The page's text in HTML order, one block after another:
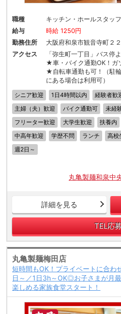
職種
キッチン・ホールスタッ
給与
時給 1250円
勤務住所
大阪府和泉市観音寺町２
アクセス
「弥生町一丁目」バス停
★車・バイク通勤OK！ガ
★自転車通勤も可！（駐
にある場合は利用可）
シニア歓迎 1日4時間以内 経験者歓
主婦（夫）歓迎
バイク通勤可 未経
フリーター歓迎
大学生歓迎 扶養内
中高年歓迎
学歴不問 ランチ 高校
週2日～
丸亀製麺和泉中
詳細を見る
TEL応募
丸亀製麺梅田店
短時間もOK！プライベートに合わ
日～／1日3h～OK◎お子さまが月
楽しめる家族食堂スタート！